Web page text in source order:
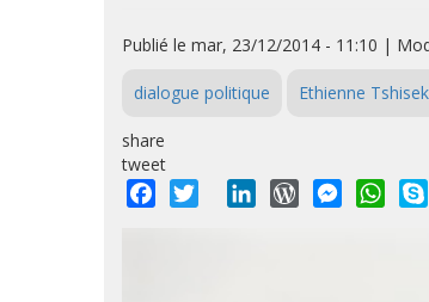
Publié le mar, 23/12/2014 - 11:10 |
dialogue politique Ethienne
share
tweet
Facebook
Twitter LinkedInWordPressMessenger